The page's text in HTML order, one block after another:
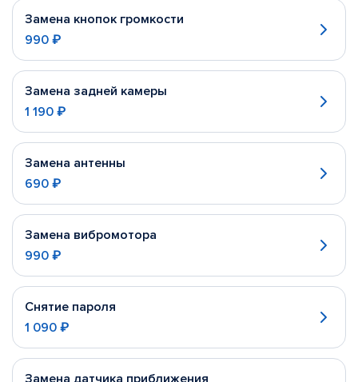
Замена кнопок громкости
990 ₽
Замена задней камеры
1 190 ₽
Замена антенны
690 ₽
Замена вибромотора
990 ₽
Снятие пароля
1 090 ₽
Замена датчика приближения